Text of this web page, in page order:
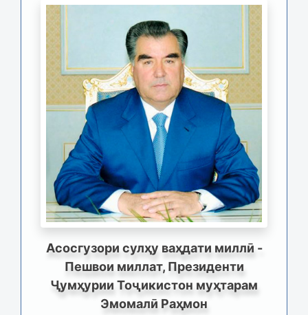
Асосгузори сулҳу ваҳдати миллӣ -
Пешвои миллат, Президенти
Ҷумҳурии Тоҷикистон муҳтарам
Эмомалӣ Раҳмон